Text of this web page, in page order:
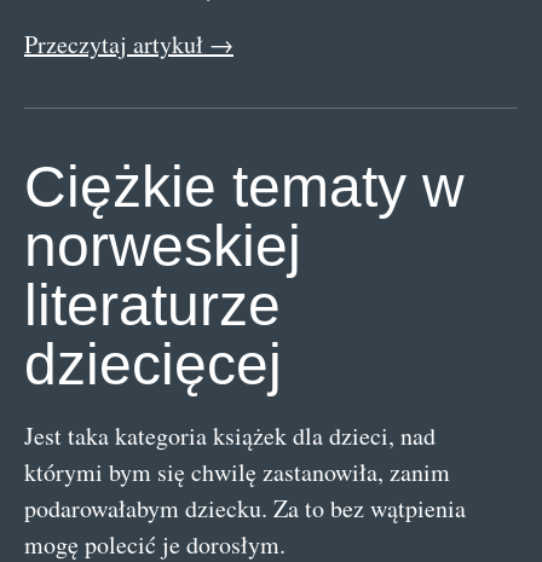
Przeczytaj artykuł →
Ciężkie tematy w
norweskiej
literaturze
dziecięcej
Jest taka kategoria książek dla dzieci, nad
którymi bym się chwilę zastanowiła, zanim
podarowałabym dziecku. Za to bez wątpienia
mogę polecić je dorosłym.